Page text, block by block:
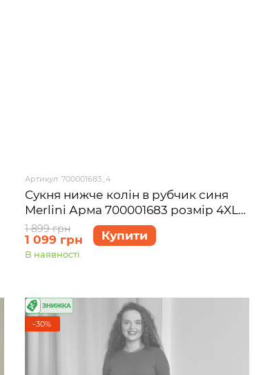
Артикул: 700001683_4
Сукня нижче колін в рубчик синя
Merlini Арма 700001683 розмір 4XL-
5XL
1 899 грн
1 099 грн Купити
В наявності
−30%